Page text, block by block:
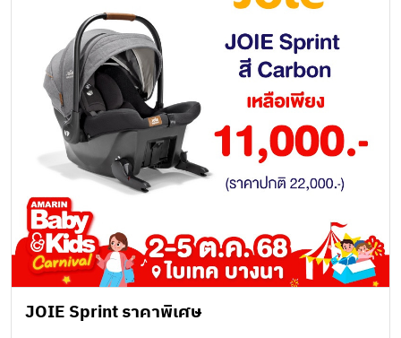
JOIE Sprint ราคาพิเศษ